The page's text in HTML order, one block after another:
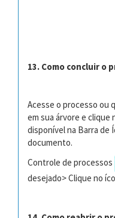
13. Como concluir o
Acesse o processo ou
em sua árvore e clique
disponível na Barra de
documento.
Controle de processos
desejado> Clique no